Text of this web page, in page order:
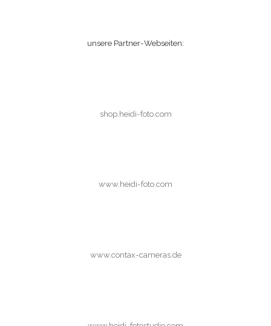
unsere Partner-Webseiten:
shop.heidi-foto.com
www.heidi-foto.com
www.contax-cameras.de